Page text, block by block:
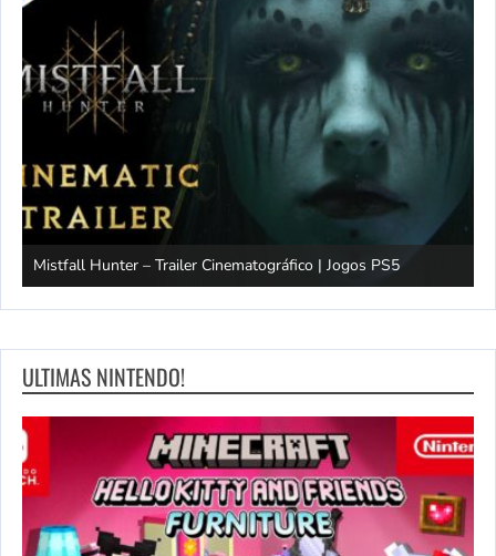
Mistfall Hunter – Trailer Cinematográfico | Jogos PS5
ULTIMAS NINTENDO!